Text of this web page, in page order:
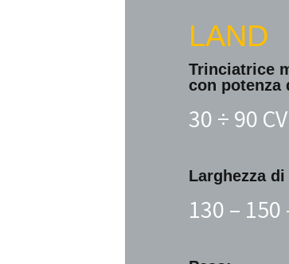
LAND
Trinciatrice
con potenza
30 ÷ 90 CV
Larghezza
130 – 150